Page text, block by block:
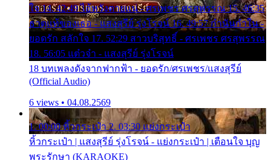
ใจ 14. 42:49 ไอ้หวังตายแน่ - ศรเพชร ศรสุพรรณ 15. 46:35
ธาตุแท้ของเธอ - แสงสุรีย์ รุ่งโรจน์ 16. 49:57 กำนันกำใน -
ยอดรัก สลักใจ 17. 52:29 สาวบริสุทธิ์ - ศรเพชร ศรสุพรรณ
18. 56:05 แต๋วจ๋า - แสงสุรีย์ รุ่งโรจน์
18 บทเพลงดังจากฟากฟ้า - ยอดรัก/ศรเพชร/แสงสุรีย์
(Official Audio)
6 views • 04.08.2569
1. 00:00 หิ้วกระเป๋า 2. 03:30 แย่งกระเป๋า
หิ้วกระเป๋า | แสงสุรีย์ รุ่งโรจน์ - แย่งกระเป๋า | เตือนใจ บุญ
พระรักษา (KARAOKE)